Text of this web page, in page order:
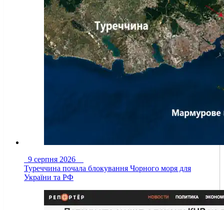
9 серпня 2026
Туреччина почала блокування Чорного моря для
України та РФ